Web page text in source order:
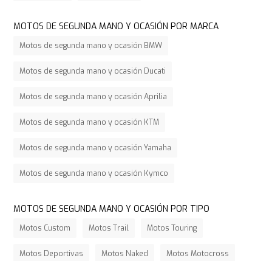
MOTOS DE SEGUNDA MANO Y OCASIÓN POR MARCA
Motos de segunda mano y ocasión BMW
Motos de segunda mano y ocasión Ducati
Motos de segunda mano y ocasión Aprilia
Motos de segunda mano y ocasión KTM
Motos de segunda mano y ocasión Yamaha
Motos de segunda mano y ocasión Kymco
MOTOS DE SEGUNDA MANO Y OCASIÓN POR TIPO
Motos Custom Motos Trail Motos Touring
Motos Deportivas Motos Naked Motos Motocross